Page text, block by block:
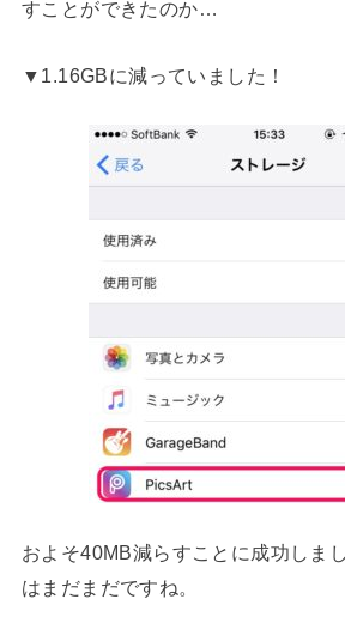
すことができたのか…
▼1.16GBに減っていました！
およそ40MB減らすことに成功しま
はまだまだですね。